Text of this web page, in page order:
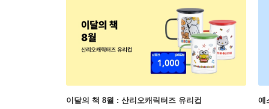
이달의 책 8월 : 산리오캐릭터즈 유리컵 예